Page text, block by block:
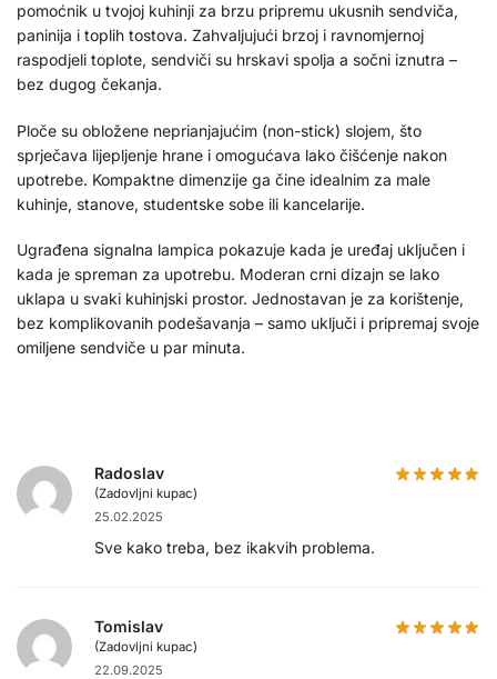
pomoćnik u tvojoj kuhinji za brzu pripremu ukusnih sendviča,
paninija i toplih tostova. Zahvaljujući brzoj i ravnomjernoj
raspodjeli toplote, sendviči su hrskavi spolja a sočni iznutra –
bez dugog čekanja.
Ploče su obložene neprianjajućim (non-stick) slojem, što
sprječava lijepljenje hrane i omogućava lako čišćenje nakon
upotrebe. Kompaktne dimenzije ga čine idealnim za male
kuhinje, stanove, studentske sobe ili kancelarije.
Ugrađena signalna lampica pokazuje kada je uređaj uključen i
kada je spreman za upotrebu. Moderan crni dizajn se lako
uklapa u svaki kuhinjski prostor. Jednostavan je za korištenje,
bez komplikovanih podešavanja – samo uključi i pripremaj svoje
omiljene sendviče u par minuta.
Radoslav
(Zadovljni kupac)
25.02.2025
Sve kako treba, bez ikakvih problema.
Tomislav
(Zadovljni kupac)
22.09.2025